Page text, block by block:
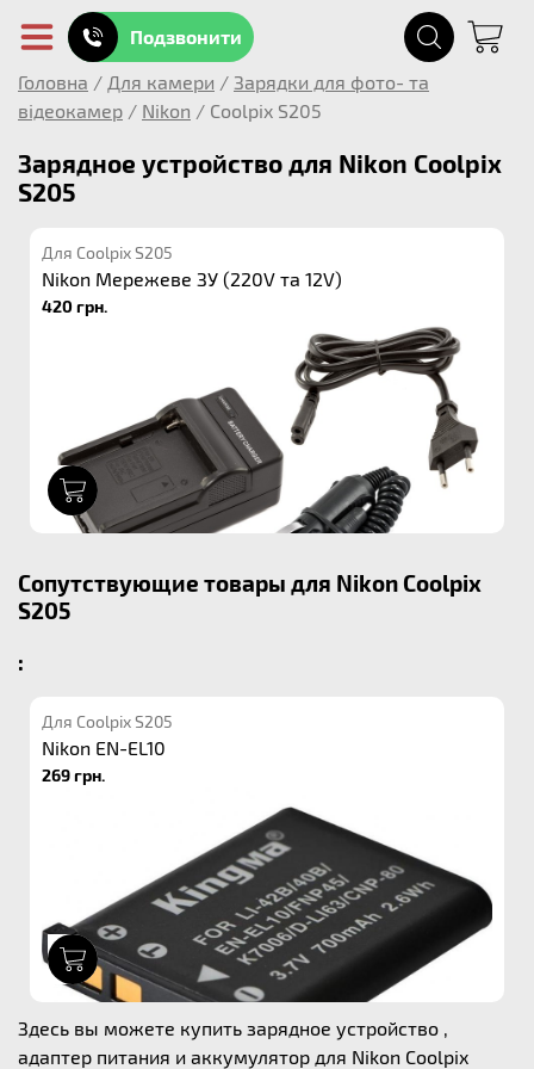
Подзвонити
Головна / Для камери / Зарядки для фото- та
відеокамер / Nikon / Coolpix S205
Зарядное устройство для Nikon Coolpix
S205
Для Coolpix S205
Nikon Мережеве ЗУ (220V та 12V)
420 грн.
Сопутствующие товары для Nikon Coolpix
S205
:
Для Coolpix S205
Nikon EN-EL10
269 грн.
Здесь вы можете купить зарядное устройство ,
адаптер питания и аккумулятор для Nikon Coolpix